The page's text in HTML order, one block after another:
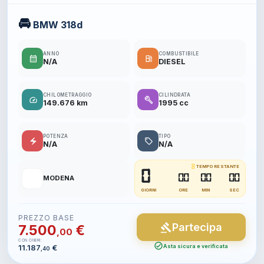
🚘 BMW 318d
calendar_month
ANNO
N/A local_gas_station
COMBUSTIBILE
DIESEL
speed
CHILOMETRAGGIO
149.676 km build
CILINDRATA
1995 cc
electric_bolt
POTENZA
N/A local_offer
TIPO
N/A
MODENA
hourglass_empty TEMPO RESTANTE
0 00 00 00
GIORNI ORE MIN SEC
PREZZO BASE
7.500,00 €
CON ONERI:
11.187 ,40 €
gavel Partecipa
check_circleAsta sicura e verificata